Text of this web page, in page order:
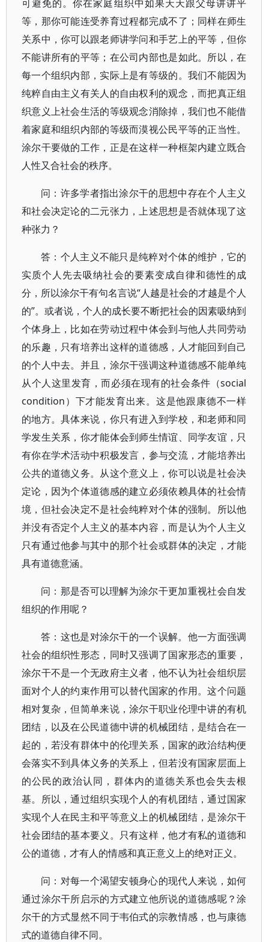
可避免的。你在家庭组织中如果天天跟父母讲讲平
等，那你可能连受养育过程都完成不了；同样在师生
关系中，你可以跟老师讲学问和手艺上的平等，但你
不能讲所有的平等；在公司内部也是如此。所以，在
每一个组织内部，实际上是有等级的。我们不能因为
纯粹自由主义有关人的自由权利的观念，而把真正组
织意义上社会生活的等级观念消除掉，我们也不能借
着家庭和组织内部的等级而漠视公民平等的正当性。
涂尔干要做的工作，正是在这样一种框架内建立既合
人性又合社会的秩序。
问：许多学者指出涂尔干的思想中存在个人主义
和社会决定论的二元张力，上述思想是否就体现了这
种张力？
答：个人主义不能只是纯粹对个体的维护，它的
实质个人先去吸纳社会的要素变成自律和德性的成
分，所以涂尔干有句名言说“人越是社会的才越是个人
的”。或者说，个人的成长要不断把社会的因素吸纳到
个体身上，比如在劳动过程中体会到与他人共同劳动
的乐趣，只有培养出这样的道德感，人才能回到自己
的个人中去。并且，涂尔干强调这种道德感不能单纯
从个人这里发育，而必须在现有的社会条件（social
condition）下才能发育出来。这是他跟康德不一样
的地方。具体来说，你只有进入到学校，和老师和同
学发生关系，你才能体会到师生情谊、同学友谊，只
有你在学术活动中积极发言，参与交流，才能培养出
公共的道德义务。从这个意义上，你可以说是社会决
定论，因为个体道德感的建立必须依赖具体的社会情
境，但社会决定不是社会纯粹对个体的强制。所以他
并没有否定个人主义的基本内容，而是认为个人主义
只有通过他参与其中的那个社会或群体的决定，才能
具有道德意涵。
问：那是否可以理解为涂尔干更加重视社会自发
组织的作用呢？
答：这也是对涂尔干的一个误解。他一方面强调
社会的组织性形态，同时又强调了国家形态的重要，
涂尔干不是一个无政府主义者，他不认为社会组织层
面对个人的约束作用可以替代国家的作用。这个问题
相对复杂，但简单来说，涂尔干职业伦理中讲的有机
团结，以及在公民道德中讲的机械团结，是结合在一
起的，若没有群体中的伦理关系，国家的政治结构便
会落实不到具体义务的关系上，但若没有国家层面上
的公民的政治认同，群体内的道德关系也会失去根
基。所以，通过组织实现个人的有机团结，通过国家
实现个人在民主和平等意义上的机械团结，是涂尔干
社会团结的基本要义。只有这样，他才有私的道德和
公的道德，才有人的情感和真正意义上的绝对正义。
问：对每一个渴望安顿身心的现代人来说，如何
通过涂尔干所启示的方式建立他所说的道德感呢？涂
尔干的方式显然不同于韦伯式的宗教情感，也与康德
式的道德自律不同。